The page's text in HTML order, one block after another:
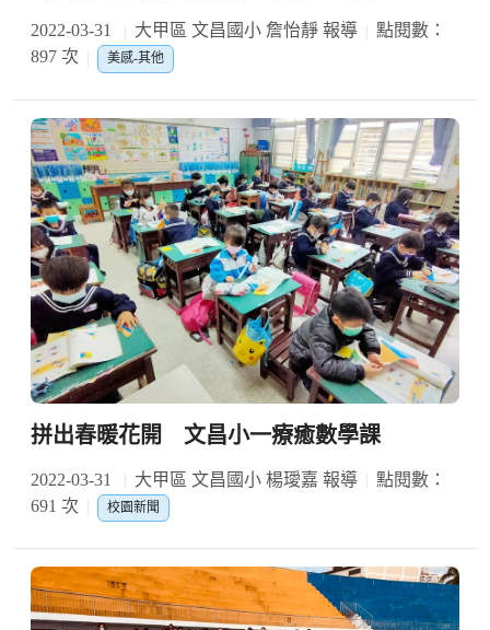
2022-03-31 大甲區 文昌國小 詹怡靜 報導
點閱數：
897 次
美感-其他
拼出春暖花開 文昌小一療癒數學課
2022-03-31 大甲區 文昌國小 楊璦嘉 報導
點閱數：
691 次
校園新聞